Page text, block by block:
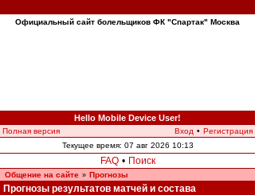
Официальный сайт болельщиков ФК "Спартак" Москва
Hello Mobile Device User!
Полная версия Вход • Регистрация
Текущее время: 07 авг 2026 10:13
FAQ • Поиск
Общение на сайте » Прогнозы
Прогнозы результатов матчей и состава